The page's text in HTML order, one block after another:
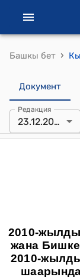
Башкы бет ›
Документ
Редакция
23.12.2021